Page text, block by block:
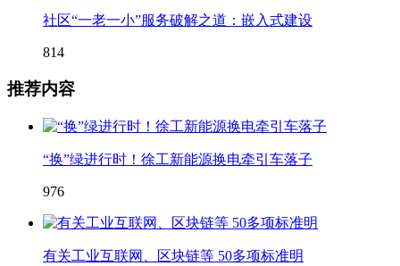
社区“一老一小”服务破解之道：嵌入式建设
814
推荐内容
“换”绿进行时！徐工新能源换电牵引车落子
976
有关工业互联网、区块链等 50多项标准明